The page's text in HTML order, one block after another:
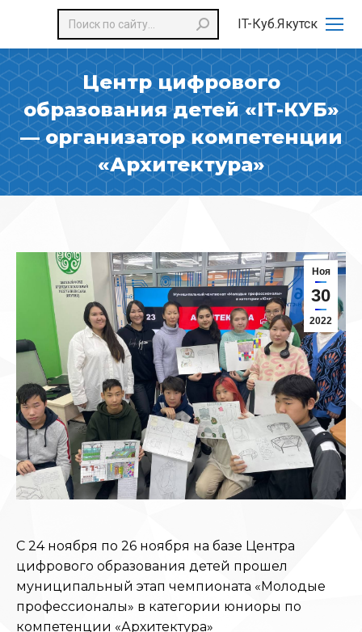
IT-Куб.Якутск
Поиск:
Центр цифрового
образования детей «IT-КУБ»
— организатор компетенции
«Архитектура»
Ноя
30
2022
С 24 ноября по 26 ноября на базе Центра
цифрового образования детей прошел
муниципальный этап чемпионата «Молодые
профессионалы» в категории юниоры по
компетенции «Архитектура»